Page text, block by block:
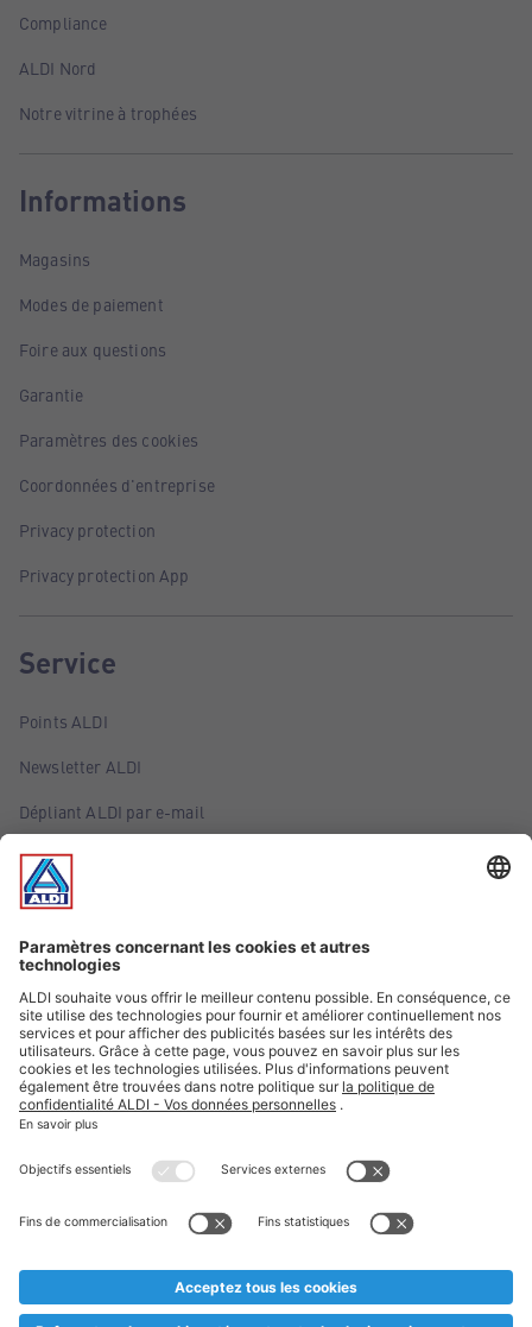
Compliance
ALDI Nord
Notre vitrine à trophées
Informations
Magasins
Modes de paiement
Foire aux questions
Garantie
Paramètres des cookies
Coordonnées d'entreprise
Privacy protection
Privacy protection App
Service
Points ALDI
Newsletter ALDI
Dépliant ALDI par e-mail
Offres
Infos essentielles
Suivez ALDI Belgique
Textes marqués d'un astérisque et mentions légales
* Nous vendons ces articles temporairement et jusqu'à
au cas où, malgré le planning bien étudié, nous serions
prématurément en rupture de stock. Prix Recupel et TVA incl.
** Sur ce site, l’utilisation de la forme masculine a été adoptée